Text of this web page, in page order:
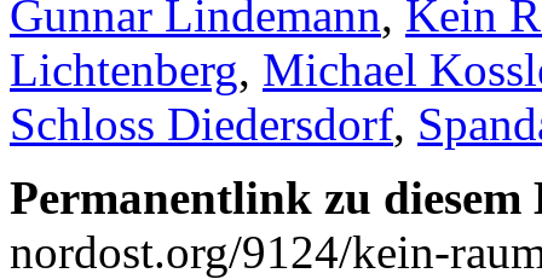
Gunnar Lindemann, Kein
Lichtenberg, Michael
Schloss Diedersdorf,
Permanentlink zu
nordost.org/9124/kein-